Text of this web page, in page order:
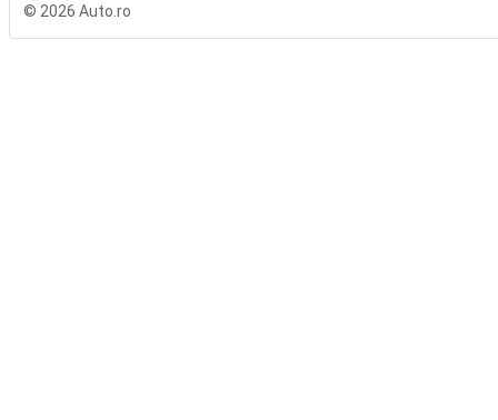
© 2026 Auto.ro